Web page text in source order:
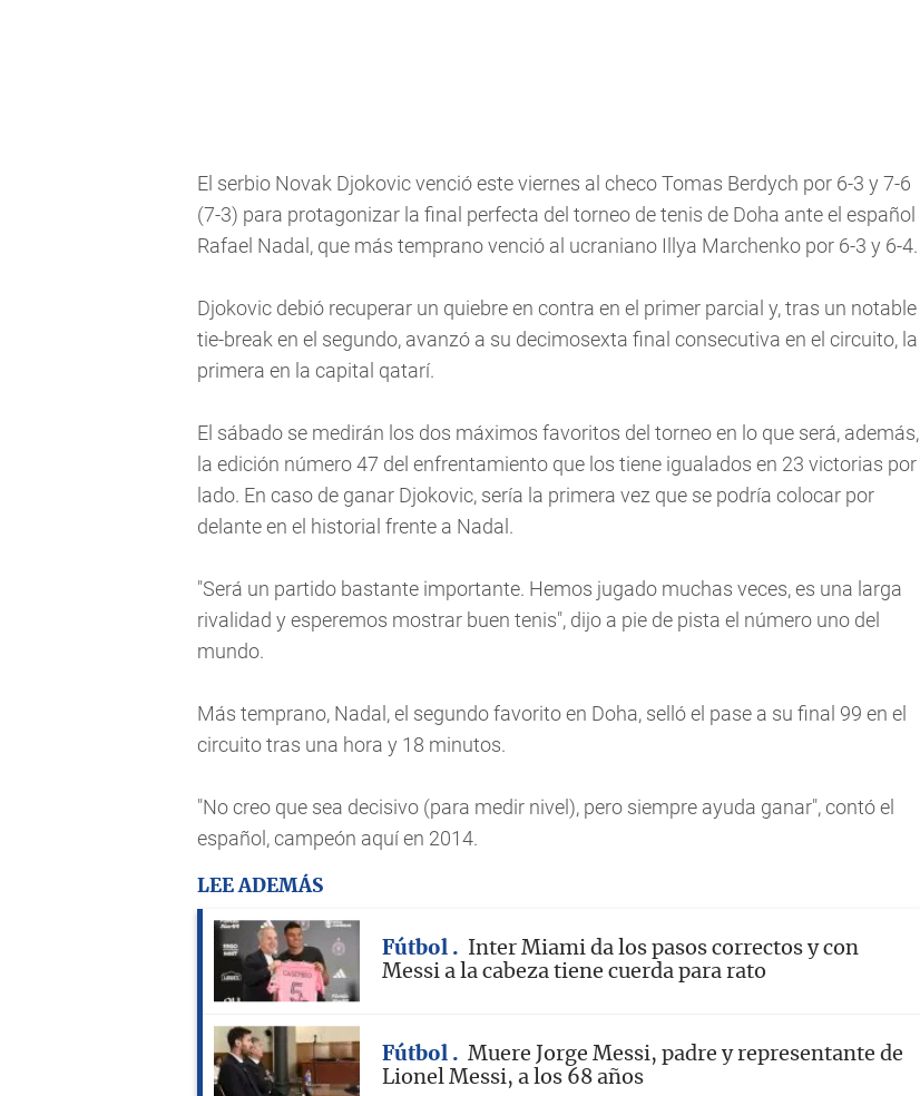
El serbio Novak Djokovic venció este viernes al checo Tomas Berdych por 6-3 y 7-6
(7-3) para protagonizar la final perfecta del torneo de tenis de Doha ante el español
Rafael Nadal, que más temprano venció al ucraniano Illya Marchenko por 6-3 y 6-4.
Djokovic debió recuperar un quiebre en contra en el primer parcial y, tras un notable
tie-break en el segundo, avanzó a su decimosexta final consecutiva en el circuito, la
primera en la capital qatarí.
El sábado se medirán los dos máximos favoritos del torneo en lo que será, además,
la edición número 47 del enfrentamiento que los tiene igualados en 23 victorias por
lado. En caso de ganar Djokovic, sería la primera vez que se podría colocar por
delante en el historial frente a Nadal.
"Será un partido bastante importante. Hemos jugado muchas veces, es una larga
rivalidad y esperemos mostrar buen tenis", dijo a pie de pista el número uno del
mundo.
Más temprano, Nadal, el segundo favorito en Doha, selló el pase a su final 99 en el
circuito tras una hora y 18 minutos.
"No creo que sea decisivo (para medir nivel), pero siempre ayuda ganar", contó el
español, campeón aquí en 2014.
LEE ADEMÁS
Fútbol
Inter Miami da los pasos correctos y con
Messi a la cabeza tiene cuerda para rato
Fútbol
Muere Jorge Messi, padre y representante de
Lionel Messi, a los 68 años